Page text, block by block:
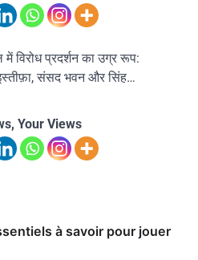
विरोध प्रदर्शन का उग्र रूप:
संसद भवन और सिंह…
Your Views
à savoir pour jouer